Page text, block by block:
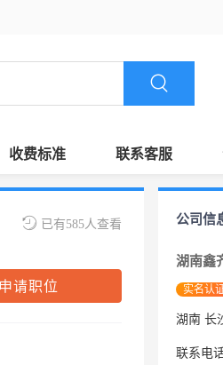
收费标准 联系客服
已有585人查看
申请职位
公司信
实名认
湖南 长
联系电